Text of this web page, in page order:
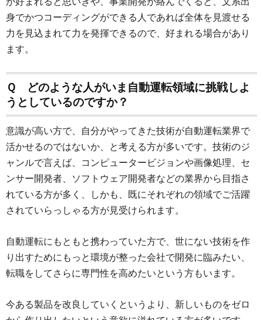
身でかつコーディングができる人であれば全体を見渡せる
力を見込まれて力を発揮できるので、好まれる場合があり
ます。
Ｑ どのような人がいま自動運転領域に挑戦しよ
うとしているのですか？
意識が高い方で、自分がやってきた技術が自動運転業界で
活かせるのではないか、と考える方が多いです。技術のジ
ャンルで言えば、コンピュータービジョンや画像処理、セ
ンサー開発者、ソフトウェア開発者などの業界から目指さ
れている方が多く、しかも、既にそれぞれの領域でご活躍
されていらっしゃる方が見受けられます。
自動運転にもともと携わっていた方で、世にない技術を作
り出すためにもっと環境が整った会社で開発に臨みたい、
転職をしてさらに専門性を高めたいという方もいます。
今ある製品を改良していくというより、新しいものをゼロ